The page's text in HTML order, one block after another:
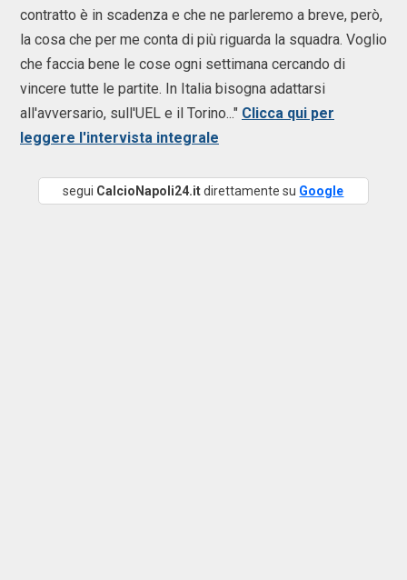
contratto è in scadenza e che ne parleremo a breve, però,
la cosa che per me conta di più riguarda la squadra. Voglio
che faccia bene le cose ogni settimana cercando di
vincere tutte le partite. In Italia bisogna adattarsi
all'avversario, sull'UEL e il Torino..." Clicca qui per
leggere l'intervista integrale
segui CalcioNapoli24.itdirettamente su Google